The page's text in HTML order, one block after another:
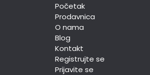
Početak
Prodavnica
O nama
Blog
Kontakt
Registrujte se
Prijavite se